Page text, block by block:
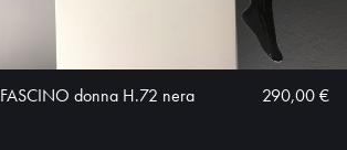
FASCINO donna H.72 nera 290,00 €